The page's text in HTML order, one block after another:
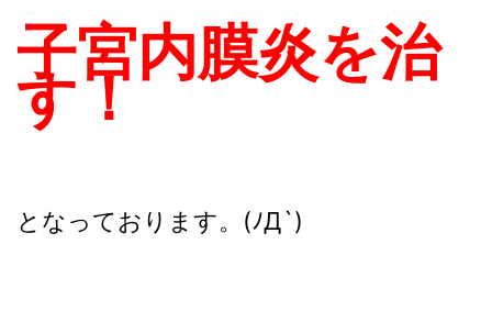
子宮内膜炎を治
す！
となっております。(ﾉД`)